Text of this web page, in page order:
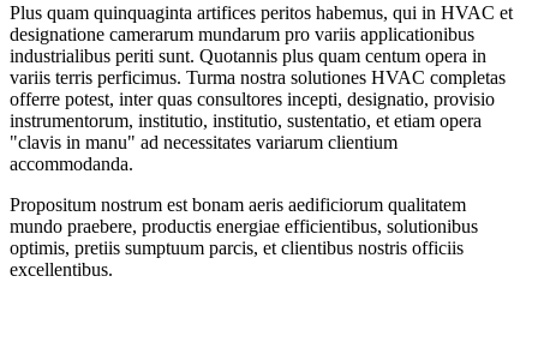
Plus quam quinquaginta artifices peritos habemus, qui in HVAC et
designatione camerarum mundarum pro variis applicationibus
industrialibus periti sunt. Quotannis plus quam centum opera in
variis terris perficimus. Turma nostra solutiones HVAC completas
offerre potest, inter quas consultores incepti, designatio, provisio
instrumentorum, institutio, institutio, sustentatio, et etiam opera
"clavis in manu" ad necessitates variarum clientium
accommodanda.
Propositum nostrum est bonam aeris aedificiorum qualitatem
mundo praebere, productis energiae efficientibus, solutionibus
optimis, pretiis sumptuum parcis, et clientibus nostris officiis
excellentibus.